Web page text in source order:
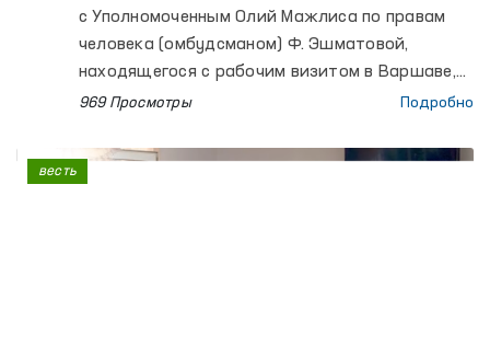
с Уполномоченным Олий Мажлиса по правам
человека (омбудсманом) Ф. Эшматовой,
находящегося с рабочим визитом в Варшаве,
осуществлена встреча с директором Бюро по
человека (БДИПЧ) Организации по
безопасности и сотрудничеству в Европе
969 Просмотры Подробно
весть